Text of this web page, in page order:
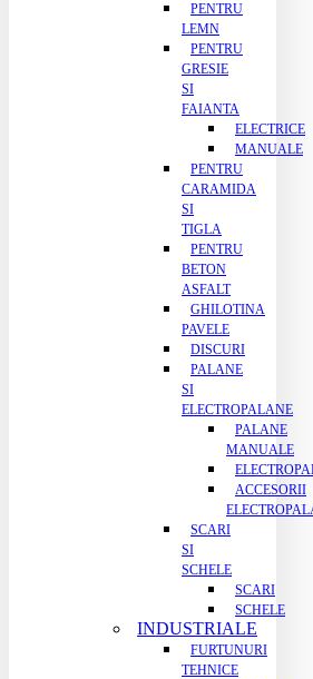
PENTRU
LEMN
PENTRU
GRESIE
SI
FAIANTA
ELECTRICE
MANUALE
PENTRU
CARAMIDA
SI
TIGLA
PENTRU
BETON
ASFALT
GHILOTINA
PAVELE
DISCURI
PALANE
SI
ELECTROPALANE
PALANE
MANUALE
ACCESORII
SCARI
SI
SCHELE
SCARI
SCHELE
INDUSTRIALE
FURTUNURI
TEHNICE